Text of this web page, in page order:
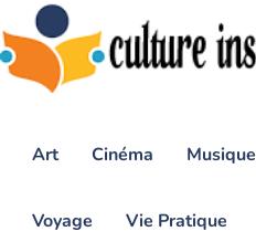
Art Cinéma Musique
Voyage Vie Pratique